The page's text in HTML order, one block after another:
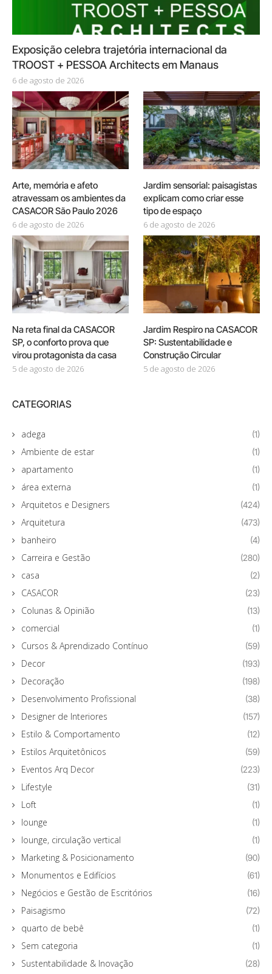
Exposição celebra trajetória internacional da
TROOST + PESSOA Architects em Manaus
6 de agosto de 2026
Arte, memória e afeto
atravessam os ambientes da
CASACOR São Paulo 2026
6 de agosto de 2026
Jardim sensorial: paisagistas
explicam como criar esse
tipo de espaço
6 de agosto de 2026
Na reta final da CASACOR
SP, o conforto prova que
virou protagonista da casa
5 de agosto de 2026
Jardim Respiro na CASACOR
SP: Sustentabilidade e
Construção Circular
5 de agosto de 2026
CATEGORIAS
adega (1)
Ambiente de estar (1)
apartamento (1)
área externa (1)
Arquitetos e Designers (424)
Arquitetura (473)
banheiro (4)
Carreira e Gestão (280)
casa (2)
CASACOR (23)
Colunas & Opinião (13)
comercial (1)
Cursos & Aprendizado Contínuo (59)
Decor (193)
Decoração (198)
Desenvolvimento Profissional (38)
Designer de Interiores (157)
Estilo & Comportamento (12)
Estilos Arquitetônicos (59)
Eventos Arq Decor (223)
Lifestyle (31)
Loft (1)
lounge (1)
lounge, circulação vertical (1)
Marketing & Posicionamento (90)
Monumentos e Edifícios (61)
Negócios e Gestão de Escritórios (16)
Paisagismo (72)
quarto de bebê (1)
Sem categoria (1)
Sustentabilidade & Inovação (28)